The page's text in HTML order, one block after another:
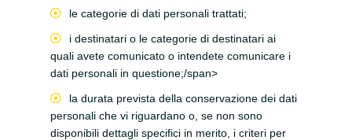
le categorie di dati personali trattati;
i destinatari o le categorie di destinatari ai
quali avete comunicato o intendete comunicare i
dati personali in questione;/span>
la durata prevista della conservazione dei dati
personali che vi riguardano o, se non sono
disponibili dettagli specifici in merito, i criteri per